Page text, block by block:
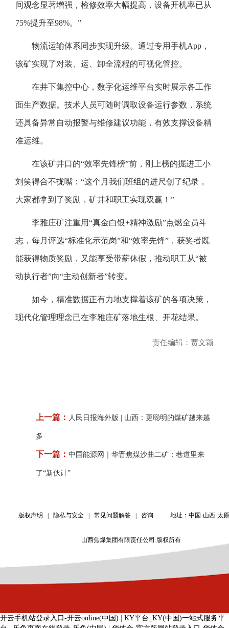
间观念显著增强，检修效率大幅提高，设备开机率已从
75%提升至98%。”
物流运输体系同步实现升级。通过专用手机App，
该矿实现了对装、运、卸全流程的可视化管控。
在井下集控中心，数字化运维平台实时展示各工作
面生产数据。技术人员可随时调取设备运行参数，系统
还具备异常自动报警与维修建议功能，有效支撑设备精
准运维。
在该矿井口的“效率先锋榜”前，刚上榜的掘进工小
刘笑得合不拢嘴：“这个月我们班组的进尺创了纪录，
大家都拿到了奖励，矿井和职工实现双赢！”
李雅庄矿注重用“真金白银+精神激励”点燃全员斗
志，每月评选“标准化示范岗”和“效率先锋”，获奖者既
能获得物质奖励，又能享受带薪休假，推动职工从“被
动执行者”向“主动创新者”转变。
如今，精准数据正有力地支撑着该矿的各项决策，
现代化管理理念已在李雅庄矿落地生根、开花结果。
责任编辑：贾文颖
上一篇： 人民日报海外版 | 山西：更聪明的煤矿越来越
多
下一篇： 中国能源网｜华晋焦煤沙曲二矿：巷道里来
了“新伙计”
版权声明 隐私与安全 常见问题解答 咨询 地址：中国·山西·太
山西焦煤集团有限责任公司 版权所有
开云手机站登录入口-开云online(中国)
KY平台_KY(中国)一站式服务平